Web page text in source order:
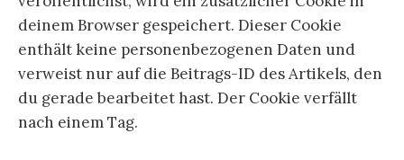
deinem Browser gespeichert. Dieser Cookie
enthält keine personenbezogenen Daten und
verweist nur auf die Beitrags-ID des Artikels, den
du gerade bearbeitet hast. Der Cookie verfällt
nach einem Tag.